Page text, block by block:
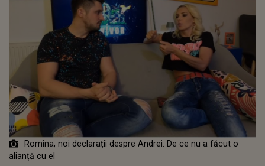
Romina, noi declarații despre Andrei. De ce nu a făcut o
alianță cu el